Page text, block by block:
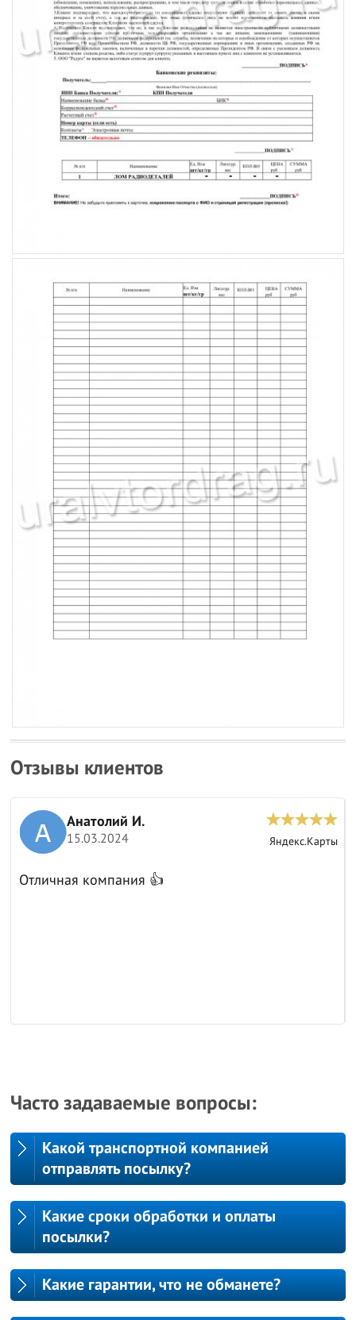
Отзывы клиентов
Анатолий И.
15.03.2024 Яндекс.Карты
Отличная компания 👍
Часто задаваемые вопросы:
Какой транспортной компанией
отправлять посылку?
Какие сроки обработки и оплаты
посылки?
Какие гарантии, что не обманете?